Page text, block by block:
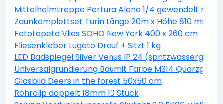
Mittelholmtreppe Pertura Alena 1/4 gewendelt mit
Zaunkomplettset Turin Länge 20m x Höhe 810 mm
Fototapete Vlies SOHO New York 400 x 260 cm
Fliesenkleber Lugato Drauf + Sitzt 1 kg
LED Badspiegel Silver Venus IP 24
Universalgrundierung Baumit Farbe M314 Quarzgrund
Glasbild Deers in the forest 50x50 cm
Rohrclip doppelt 18mm 10 Stück